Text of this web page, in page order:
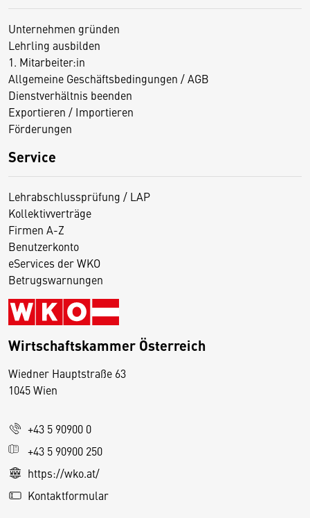
Unternehmen gründen
Lehrling ausbilden
1. Mitarbeiter:in
Allgemeine Geschäftsbedingungen / AGB
Dienstverhältnis beenden
Exportieren / Importieren
Förderungen
Service
Lehrabschlussprüfung / LAP
Kollektivverträge
Firmen A-Z
Benutzerkonto
eServices der WKO
Betrugswarnungen
Wirtschaftskammer Österreich
Wiedner Hauptstraße 63
1045 Wien
+43 5 90900 0
+43 5 90900 250
https://wko.at/
Kontaktformular
D
s
e
S
e